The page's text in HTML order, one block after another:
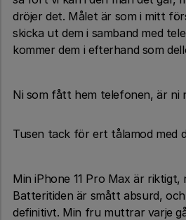
dröjer det. Målet är som i mitt
skicka ut dem i samband med
kommer dem i efterhand som
Ni som fått hem telefonen, är ni
Tusen tack för ert tålamod med
Min iPhone 11 Pro Max är riktigt,
Batteritiden är smått absurd,
definitivt. Min fru muttrar varje